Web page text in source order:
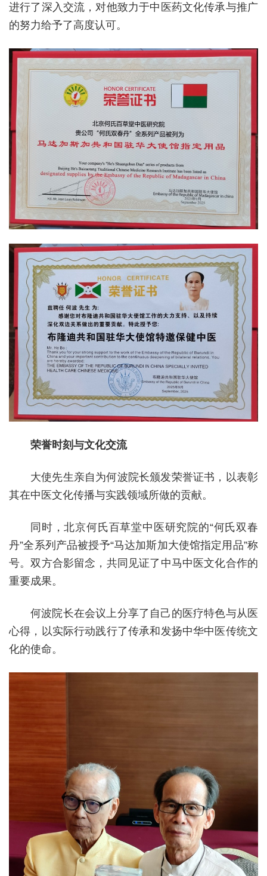
进行了深入交流，对他致力于中医药文化传承与推广
的努力给予了高度认可。
荣誉时刻与文化交流
大使先生亲自为何波院长颁发荣誉证书，以表彰
其在中医文化传播与实践领域所做的贡献。
同时，北京何氏百草堂中医研究院的“何氏双春
丹”全系列产品被授予“马达加斯加大使馆指定用品”称
号。双方合影留念，共同见证了中马中医文化合作的
重要成果。
何波院长在会议上分享了自己的医疗特色与从医
心得，以实际行动践行了传承和发扬中华中医传统文
化的使命。